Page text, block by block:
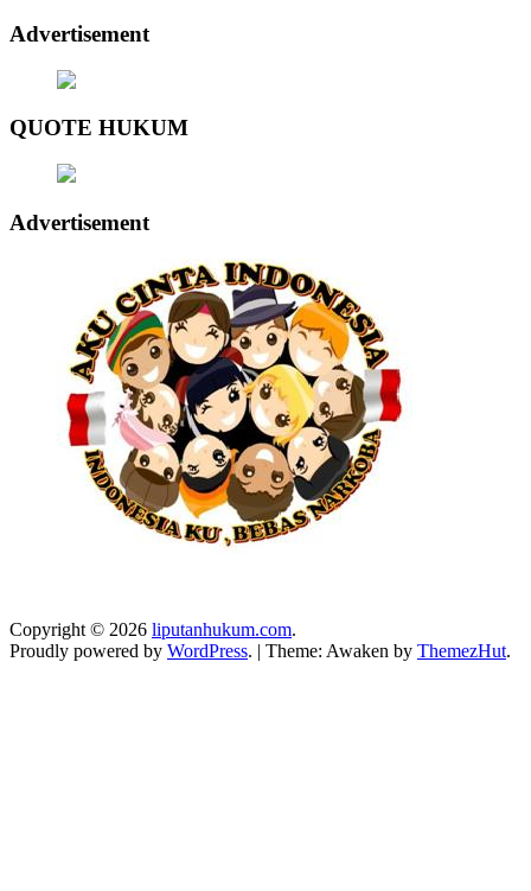
Advertisement
QUOTE HUKUM
Advertisement
Copyright © 2026 liputanhukum.com.
Proudly powered by WordPress. | Theme: Awaken by ThemezHut.